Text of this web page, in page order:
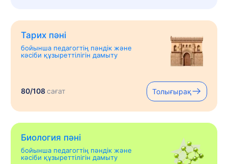
Тарих пәні
бойынша педагогтің пәндік және
кәсіби құзыреттілігін дамыту
80/108сағат Толығырақ
Биология пәні
бойынша педагогтің пәндік және
кәсіби құзыреттілігін дамыту